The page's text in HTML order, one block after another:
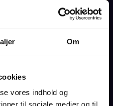
Om
vores indhold og
til sociale medier og til